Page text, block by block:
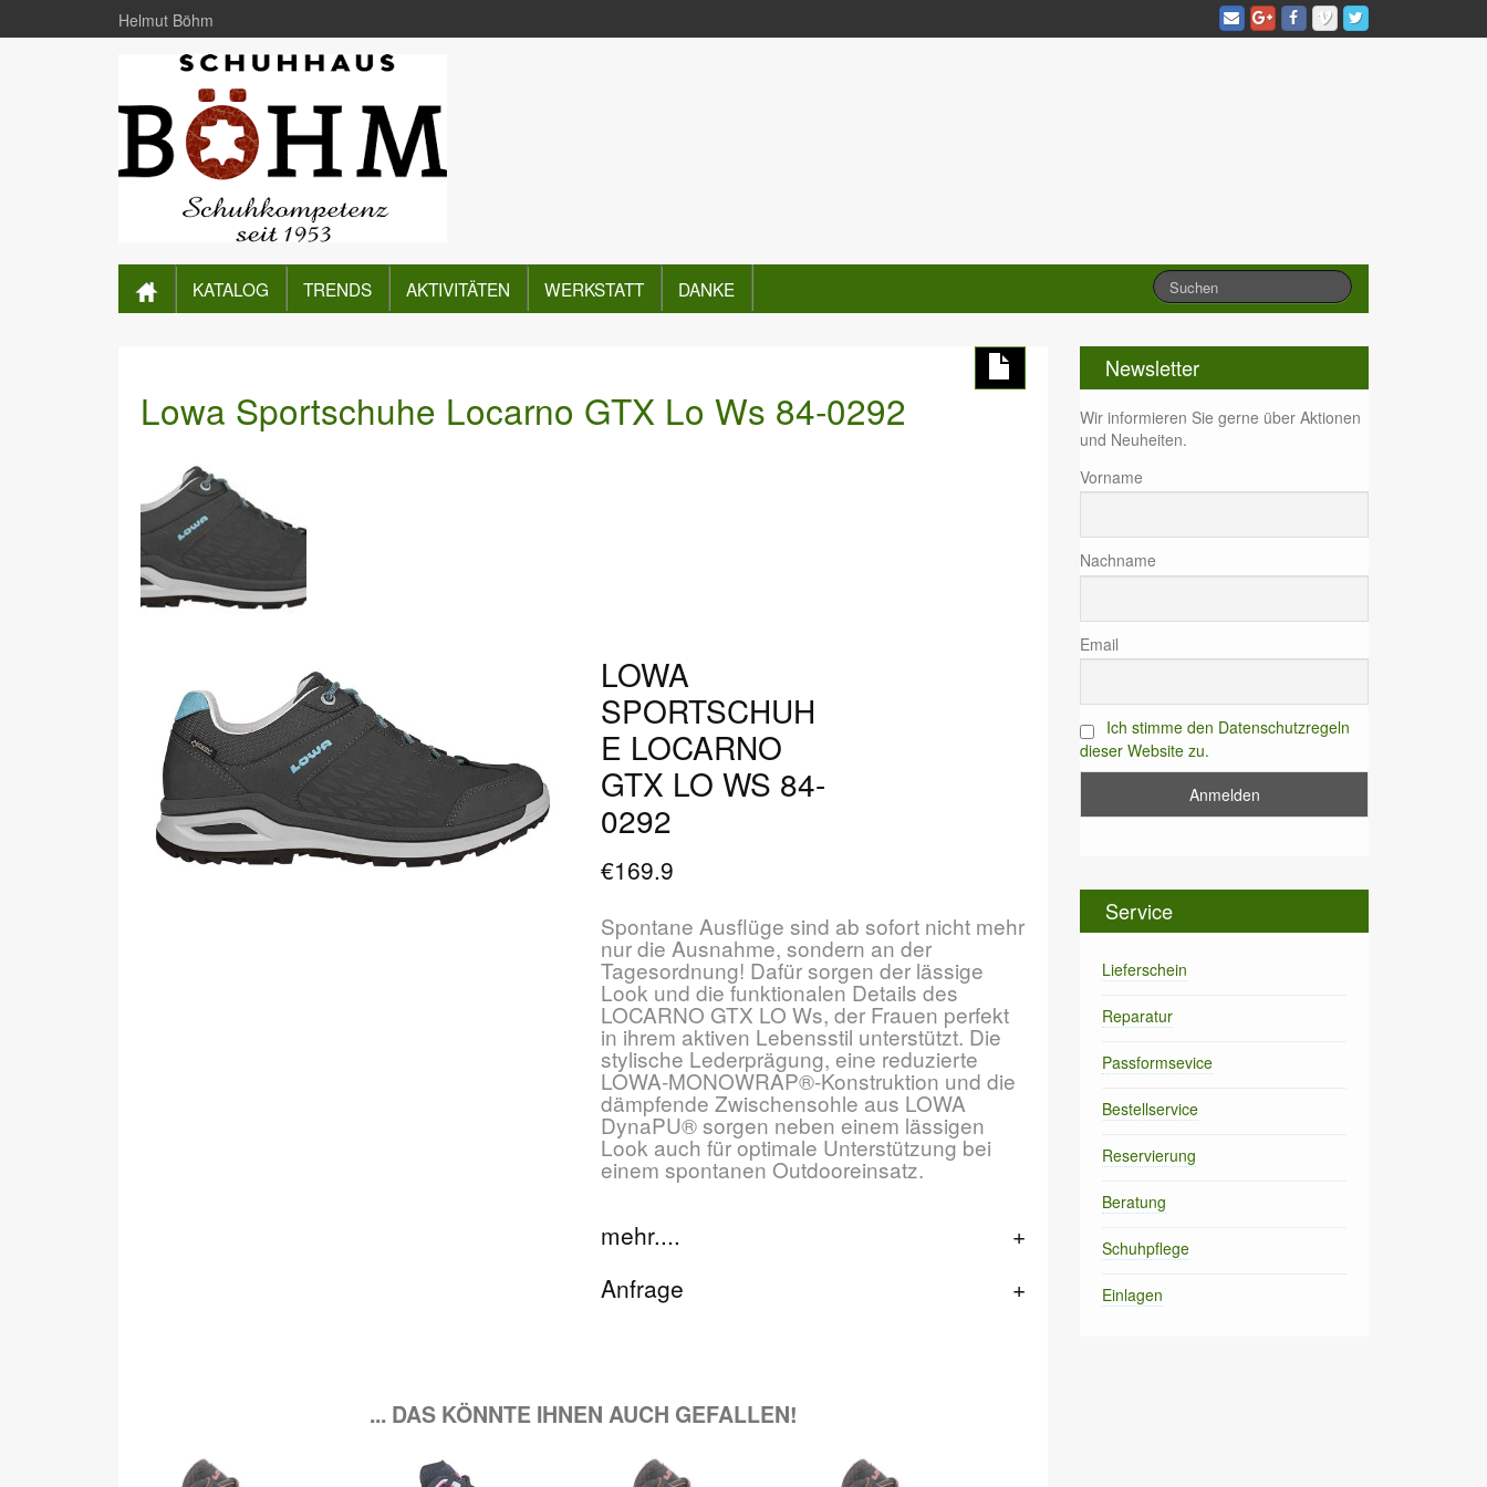
Helmut Böhm
KATALOG TRENDS AKTIVITÄTEN WERKSTATT DANKE
Lowa Sportschuhe Locarno GTX Lo Ws 84-0292
LOWA
SPORTSCHUH
E LOCARNO
GTX LO WS 84-
0292
€169.9
Spontane Ausflüge sind ab sofort nicht mehr
nur die Ausnahme, sondern an der
Tagesordnung! Dafür sorgen der lässige
Look und die funktionalen Details des
LOCARNO GTX LO Ws, der Frauen perfekt
in ihrem aktiven Lebensstil unterstützt. Die
stylische Lederprägung, eine reduzierte
LOWA-MONOWRAP®-Konstruktion und die
dämpfende Zwischensohle aus LOWA
DynaPU® sorgen neben einem lässigen
Look auch für optimale Unterstützung bei
einem spontanen Outdooreinsatz.
mehr....
Anfrage
... DAS KÖNNTE IHNEN AUCH GEFALLEN!
Newsletter
Wir informieren Sie gerne über Aktionen
und Neuheiten.
Vorname
Nachname
Email
Ich stimme den Datenschutzregeln
dieser Website zu.
Service
Lieferschein
Reparatur
Passformsevice
Bestellservice
Reservierung
Beratung
Schuhpflege
Einlagen